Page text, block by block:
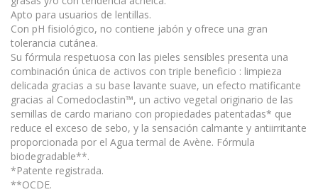
Apto para usuarios de lentillas.
Con pH fisiológico, no contiene jabón y ofrece una gran
tolerancia cutánea.
Su fórmula respetuosa con las pieles sensibles presenta una
combinación única de activos con triple beneficio : limpieza
delicada gracias a su base lavante suave, un efecto matificante
gracias al Comedoclastin™, un activo vegetal originario de las
semillas de cardo mariano con propiedades patentadas* que
reduce el exceso de sebo, y la sensación calmante y antiirritante
proporcionada por el Agua termal de Avène. Fórmula
biodegradable**.
*Patente registrada.
**OCDE.